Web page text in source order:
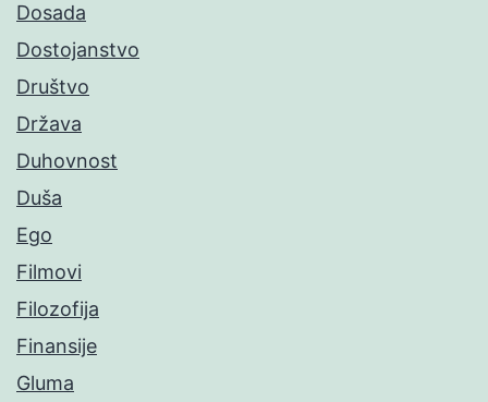
Dosada
Dostojanstvo
Društvo
Država
Duhovnost
Duša
Ego
Filmovi
Filozofija
Finansije
Gluma